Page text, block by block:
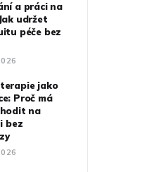
a práci na
udržet
péče bez
jako
Proč má
na
bez